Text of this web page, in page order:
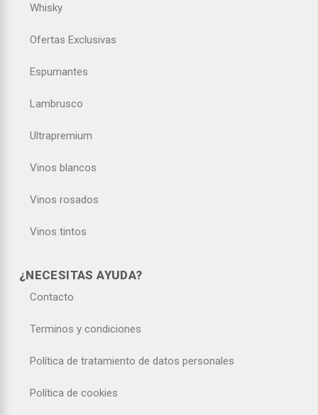
Whisky
Ofertas Exclusivas
Espumantes
Lambrusco
Ultrapremium
Vinos blancos
Vinos rosados
Vinos tintos
¿NECESITAS AYUDA?
Contacto
Terminos y condiciones
Política de tratamiento de datos personales
Política de cookies